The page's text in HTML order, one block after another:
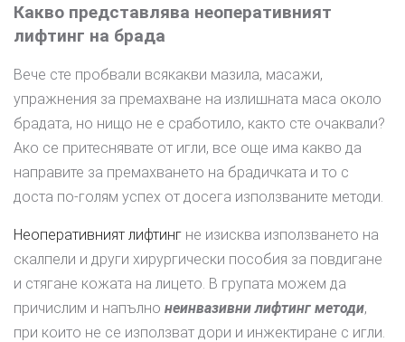
Какво представлява неоперативният
лифтинг на брада
Вече сте пробвали всякакви мазила, масажи,
упражнения за премахване на излишната маса около
брадата, но нищо не е сработило, както сте очаквали?
Ако се притеснявате от игли, все още има какво да
направите за премахването на брадичката и то с
доста по-голям успех от досега използваните методи.
Неоперативният лифтинг не изисква използването на
скалпели и други хирургически пособия за повдигане
и стягане кожата на лицето. В групата можем да
причислим и напълно неинвазивни лифтинг методи,
при които не се използват дори и инжектиране с игли.